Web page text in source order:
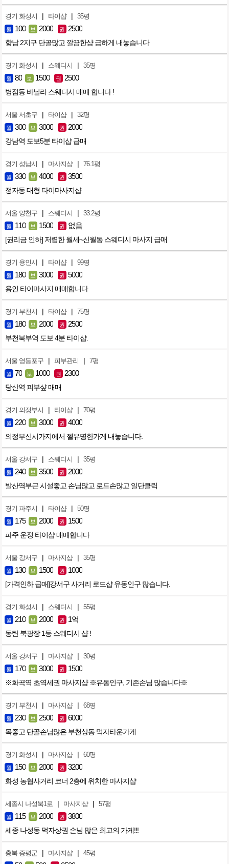
경기 화성시 | 타이샵 | 35평
월 100 보 2000 권 2500
향남 2지구 단골많고 깔끔한샵 급하게 내놓습니다
경기 화성시 | 스웨디시 | 35평
월 80 보 1500 권 2500
병점동 바닐라 스웨디시 매매 합니다 !
서울 서초구 | 타이샵 | 32평
월 300 보 3000 권 2000
강남역 도보5분 타이샵 급매
경기 성남시 | 마사지샵 | 76.1평
월 330 보 4000 권 3500
정자동 대형 타이마사지샵
서울 양천구 | 스웨디시 | 33.2평
월 110 보 1500 권 없음
[권리금 인하] 저렴한 월세~신월동 스웨디시 마사지 급매
경기 용인시 | 타이샵 | 99평
월 180 보 3000 권 5000
용인 타이마사지 매매합니다
경기 부천시 | 타이샵 | 75평
월 180 보 2000 권 2500
부천북부역 도보 4분 타이샵.
서울 영등포구 | 피부관리 | 7평
월 70 보 1000 권 2300
당산역 피부샾 매매
경기 의정부시 | 타이샵 | 70평
월 220 보 3000 권 4000
의정부신시가지에서 젤유명한가게 내놓습니다.
서울 강서구 | 스웨디시 | 35평
월 240 보 3500 권 2000
발산역부근 시설좋고 손님많고 로드손많고 일단클릭
경기 파주시 | 타이샵 | 50평
월 175 보 2000 권 1500
파주 운정 타이샵 매매합니다
서울 강서구 | 마사지샵 | 35평
월 130 보 1500 권 1000
[가격인하 급매]강서구 사거리 로드샵 유동인구 많습니다.
경기 화성시 | 스웨디시 | 55평
월 210 보 2000 권 1억
동탄 북광장 1등 스웨디시 샵 !
서울 강서구 | 마사지샵 | 30평
월 170 보 3000 권 1500
※화곡역 초역세권 마사지샵 ※유동인구, 기존손님 많습니다※
경기 부천시 | 마사지샵 | 68평
월 230 보 2500 권 6000
목좋고 단골손님많은 부천상동 먹자타운가게
경기 화성시 | 마사지샵 | 60평
월 150 보 2000 권 3200
화성 농협사거리 코너 2층에 위치한 마사지샵
세종시 나성북1로 | 마사지샵 | 57평
월 115 보 2000 권 3800
세종 나성동 먹자상권 손님 많은 최고의 가게!!!
충북 증평군 | 마사지샵 | 45평